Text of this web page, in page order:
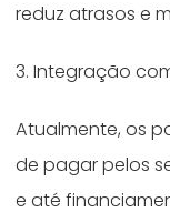
reduz atrasos e
3. Integração
Atualmente, os
de pagar pelos
e até